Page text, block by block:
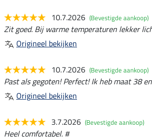
10.7.2026 (Bevestigde aankoop)
Zit goed. Bij warme temperaturen lekker
Origineel bekijken
10.7.2026 (Bevestigde aankoop)
Past als gegoten! Perfect! Ik heb maat 38
Origineel bekijken
3.7.2026 (Bevestigde aankoop)
Heel comfortabel. #